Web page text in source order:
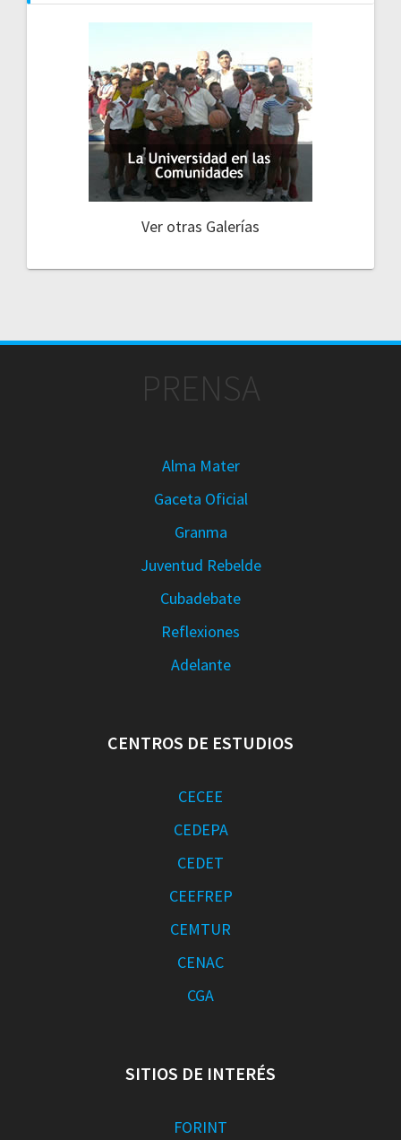
Ver otras Galerías
PRENSA
Alma Mater
Gaceta Oficial
Granma
Juventud Rebelde
Cubadebate
Reflexiones
Adelante
CENTROS DE ESTUDIOS
CECEE
CEDEPA
CEDET
CEEFREP
CEMTUR
CENAC
CGA
SITIOS DE INTERÉS
FORINT